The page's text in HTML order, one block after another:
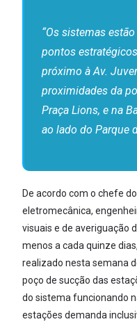
“Os sistemas
pontos
próximo à Av.
proximidades da
Praça Lions, e na
ao lado do Parque
De acordo com o chefe
eletromecânica,
visuais e de averiguação
menos a cada quinze
realizado nesta semana
poço de sucção das
do sistema funcionando
estações demanda